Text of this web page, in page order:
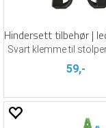
Hindersett tilbehør |
Svart klemme til
59,-